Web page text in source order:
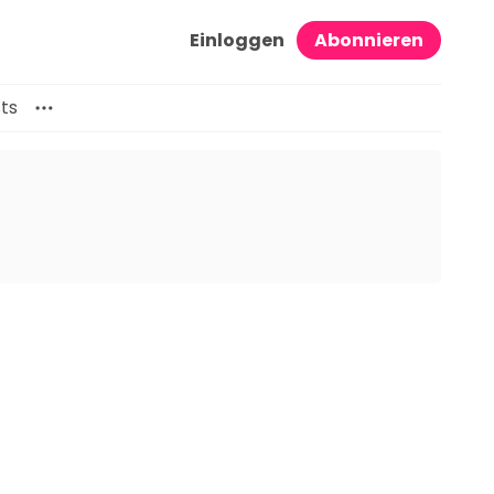
Einloggen Abonnieren